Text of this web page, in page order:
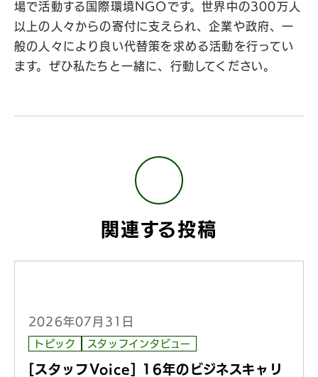
場で活動する国際環境NGOです。世界中の300万人
以上の人々からの寄付に支えられ、企業や政府、一
般の人々により良い代替策を求める活動を行ってい
ます。ぜひ私たちと一緒に、行動してください。
関連する投稿
2026年07月31日
トピック スタッフインタビュー
[スタッフVoice] 16年のビジネスキャリ